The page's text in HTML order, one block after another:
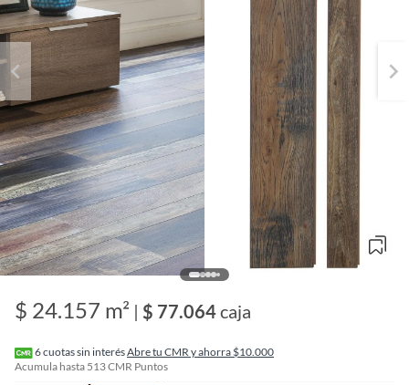
$ 24.157 m² | $ 77.064caja
6cuotas sin interésAbre tu CMR y ahorra $10.000
Acumula hasta 513CMR Puntos
l
l
r
I
f
o